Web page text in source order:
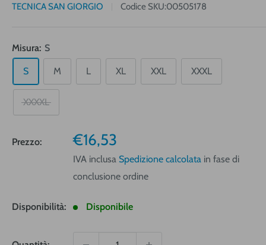
TECNICA SAN GIORGIO Codice SKU:00505178
Misura: S
S M L XL XXL XXXL
XXXXL
Prezzo:
Prezzo
vendita
€16,53
IVA inclusa Spedizione calcolata in fase di
conclusione ordine
Disponibilità: Disponibile